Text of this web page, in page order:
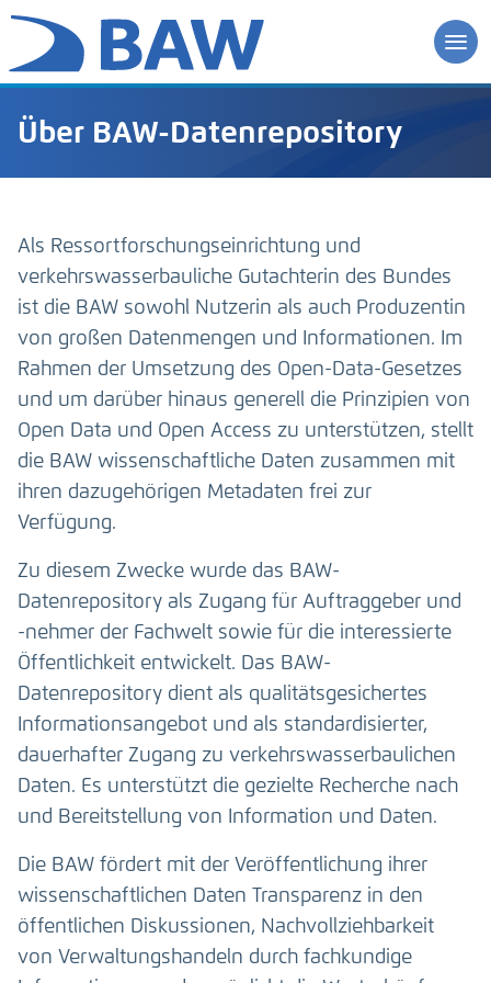
Über BAW-Datenrepository
Als Ressortforschungseinrichtung und
verkehrswasserbauliche Gutachterin des Bundes
ist die BAW sowohl Nutzerin als auch Produzentin
von großen Datenmengen und Informationen. Im
Rahmen der Umsetzung des Open-Data-Gesetzes
und um darüber hinaus generell die Prinzipien von
Open Data und Open Access zu unterstützen, stellt
die BAW wissenschaftliche Daten zusammen mit
ihren dazugehörigen Metadaten frei zur
Verfügung.
Zu diesem Zwecke wurde das BAW-
Datenrepository als Zugang für Auftraggeber und
-nehmer der Fachwelt sowie für die interessierte
Öffentlichkeit entwickelt. Das BAW-
Datenrepository dient als qualitätsgesichertes
Informationsangebot und als standardisierter,
dauerhafter Zugang zu verkehrswasserbaulichen
Daten. Es unterstützt die gezielte Recherche nach
und Bereitstellung von Information und Daten.
Die BAW fördert mit der Veröffentlichung ihrer
wissenschaftlichen Daten Transparenz in den
öffentlichen Diskussionen, Nachvollziehbarkeit
von Verwaltungshandeln durch fachkundige